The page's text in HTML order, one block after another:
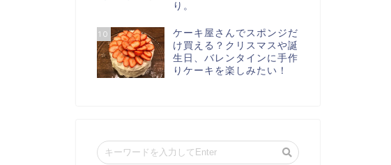
り。
10
ケーキ屋さんでスポンジだ
け買える？クリスマスや誕
生日、バレンタインに手作
りケーキを楽しみたい！